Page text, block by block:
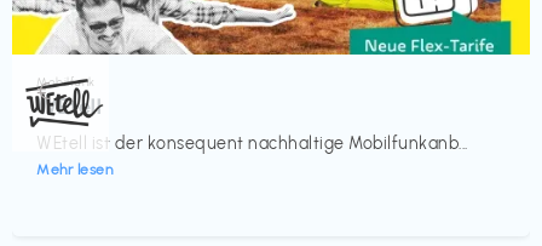
Mobilfunk
WEtell
WEtell ist der konsequent nachhaltige Mobilfunkanb...
Mehr lesen
€‎